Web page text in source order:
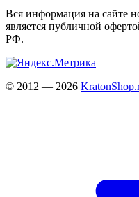
Вся информация на сайте
является публичной
РФ.
© 2012 — 2026